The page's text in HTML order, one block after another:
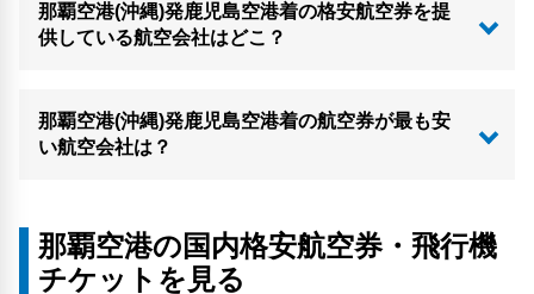
那覇空港(沖縄)発鹿児島空港着の格安航空券を提
供している航空会社はどこ？
那覇空港(沖縄)発鹿児島空港着の航空券が最も安
い航空会社は？
那覇空港の国内格安航空券・飛行機
チケットを見る